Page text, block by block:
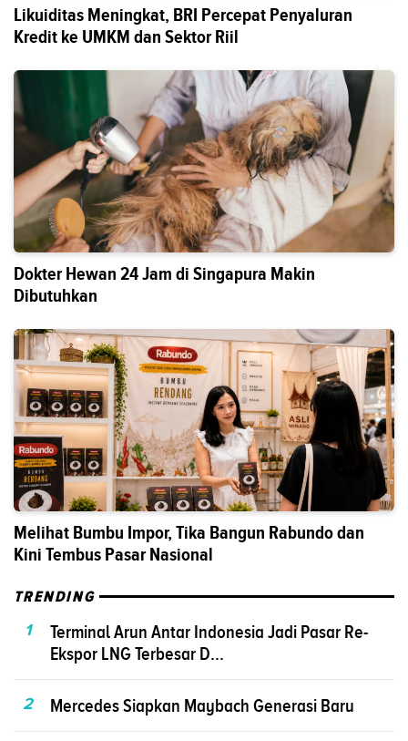
Likuiditas Meningkat, BRI Percepat Penyaluran
Kredit ke UMKM dan Sektor Riil
Dokter Hewan 24 Jam di Singapura Makin
Dibutuhkan
Melihat Bumbu Impor, Tika Bangun Rabundo dan
Kini Tembus Pasar Nasional
TRENDING
1
Terminal Arun Antar Indonesia Jadi Pasar Re-
Ekspor LNG Terbesar D...
2 Mercedes Siapkan Maybach Generasi Baru